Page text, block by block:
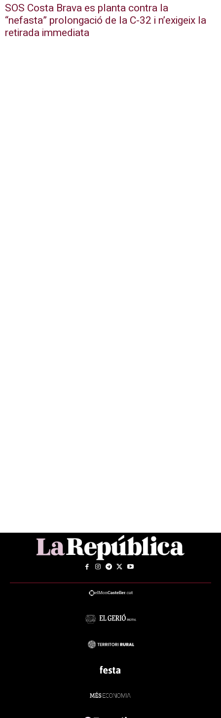
SOS Costa Brava es planta contra la
“nefasta” prolongació de la C-32 i n’exigeix la
retirada immediata